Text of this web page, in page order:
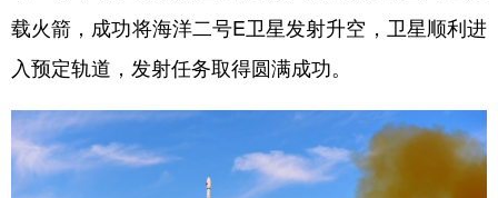
北京 天津 河北 山西
辽宁 吉林 上海
浙江 安徽 福建 江西
山东 河南 湖北
载火箭，成功将海洋二号E卫星发射升空，卫星顺利进
入预定轨道，发射任务取得圆满成功。